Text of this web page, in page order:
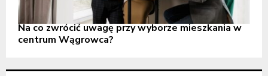
Na co zwrócić uwagę przy wyborze mieszkania w
centrum Wągrowca?